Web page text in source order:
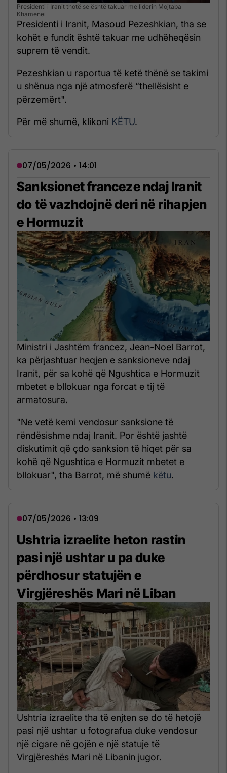
Presidenti i Iranit thotë se është takuar me liderin Mojtaba
Khamenei
Presidenti i Iranit, Masoud Pezeshkian, tha se
kohët e fundit është takuar me udhëheqësin
suprem të vendit.
Pezeshkian u raportua të ketë thënë se takimi
u shënua nga një atmosferë “thellësisht e
përzemërt".
Për më shumë, klikoni KËTU.
07/05/2026 • 14:01
Sanksionet franceze ndaj Iranit
do të vazhdojnë deri në rihapjen
e Hormuzit
Ministri i Jashtëm francez, Jean-Noel Barrot,
ka përjashtuar heqjen e sanksioneve ndaj
Iranit, për sa kohë që Ngushtica e Hormuzit
mbetet e bllokuar nga forcat e tij të
armatosura.
"Ne vetë kemi vendosur sanksione të
rëndësishme ndaj Iranit. Por është jashtë
diskutimit që çdo sanksion të hiqet për sa
kohë që Ngushtica e Hormuzit mbetet e
bllokuar", tha Barrot, më shumë këtu.
07/05/2026 • 13:09
Ushtria izraelite heton rastin
pasi një ushtar u pa duke
përdhosur statujën e
Virgjëreshës Mari në Liban
Ushtria izraelite tha të enjten se do të hetojë
pasi një ushtar u fotografua duke vendosur
një cigare në gojën e një statuje të
Virgjëreshës Mari në Libanin jugor.